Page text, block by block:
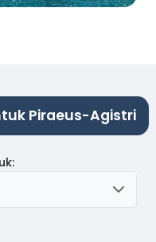
Piraeus-Agistri
: